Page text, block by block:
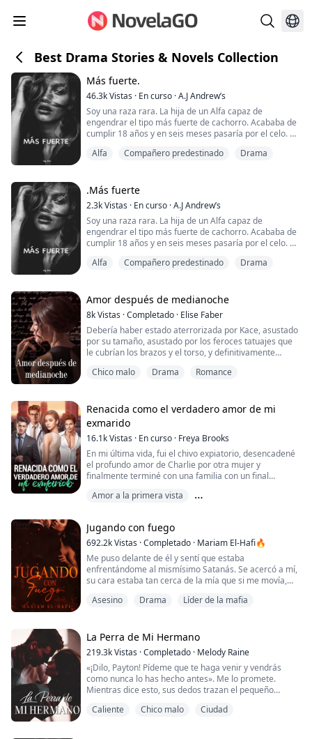
Best Drama Stories & Novels Collection
Más fuerte.
46.3kVistas · En curso ·A.J Andrew’s
Soy una raza rara. La hija de un Alfa capaz de
engendrar el tipo más fuerte de cachorro. Acababa de
cumplir 18 años y en seis meses pasaría por el celo. Un
padres habían invitado a los líderes de la manada y a
Era muy común que una alfa hembra ...
Alfa Compañero predestinado Drama
.Más fuerte
2.3kVistas · En curso ·A.J Andrew’s
Soy una raza rara. La hija de un Alfa capaz de
engendrar el tipo más fuerte de cachorro. Acababa de
cumplir 18 años y en seis meses pasaría por el celo. Un
padres habían invitado a los líderes de la manada y a
Era muy común que una alfa hembra ...
Alfa Compañero predestinado Drama
Amor después de medianoche
8kVistas ·Completado · Elise Faber
Debería haber estado aterrorizada por Kace, asustado
por su tamaño, asustado por los feroces tatuajes que
le cubrían los brazos y el torso, y definitivamente
cualquiera que se atreviera a interrumpirlo.
socialmente inepta. No podía cambiarse los tatuajes ni
la altura, pero rara vez me miraba con...
Chico malo Drama Romance
Renacida como el verdadero amor de mi
exmarido
16.1kVistas · En curso · Freya Brooks
En mi última vida, fui el chivo expiatorio, desencadené
el profundo amor de Charlie por otra mujer y
finalmente terminé con una familia con un final
que Peiheng solicitara el divorcio. Pero el desarrollo de
regresa de vez en cuando? ¿Y te preocupa...
Amor a la primera vista
Amor verdadero
Jugando con fuego
692.2kVistas ·Completado · Mariam El-Hafi🔥
Me puso delante de él y sentí que estaba
enfrentándome al mismísimo Satanás. Se acercó a mí,
su cara estaba tan cerca de la mía que si me movía,
miraba con los ojos muy abiertos, asustada de lo que
«Pronto tendremos una pequeña charla juntos, ¿de
acuerdo?» No podía hablar, solo lo miré con los ojos
muy abiertos mientras mi corazón...
Asesino Drama Líder de la mafia
La Perra de Mi Hermano
219.3kVistas ·Completado · Melody Raine
«¡Dilo, Payton! Pídeme que te haga venir y vendrás
como nunca lo has hecho antes». Me lo promete.
Mientras dice esto, sus dedos trazan el pequeño
«Por favor, Jake. Ahora. Haz que vaya». Lo ruego.
Caliente Chico malo Ciudad